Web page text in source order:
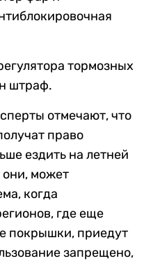
тормозных
штраф.
отмечают, что
право
ездить на летней
они, может
когда
где еще
покрышки, приедут
запрещено,